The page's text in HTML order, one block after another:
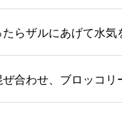
らザルにあげて水気
合わせ、ブロッコリ